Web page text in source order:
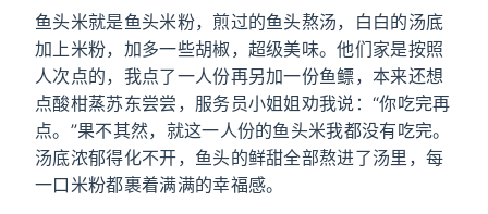
鱼头米就是鱼头米粉，煎过的鱼头熬汤，白白的汤底
加上米粉，加多一些胡椒，超级美味。他们家是按照
人次点的，我点了一人份再另加一份鱼鳔，本来还想
点酸柑蒸苏东尝尝，服务员小姐姐劝我说：“你吃完再
点。”果不其然，就这一人份的鱼头米我都没有吃完。
汤底浓郁得化不开，鱼头的鲜甜全部熬进了汤里，每
一口米粉都裹着满满的幸福感。